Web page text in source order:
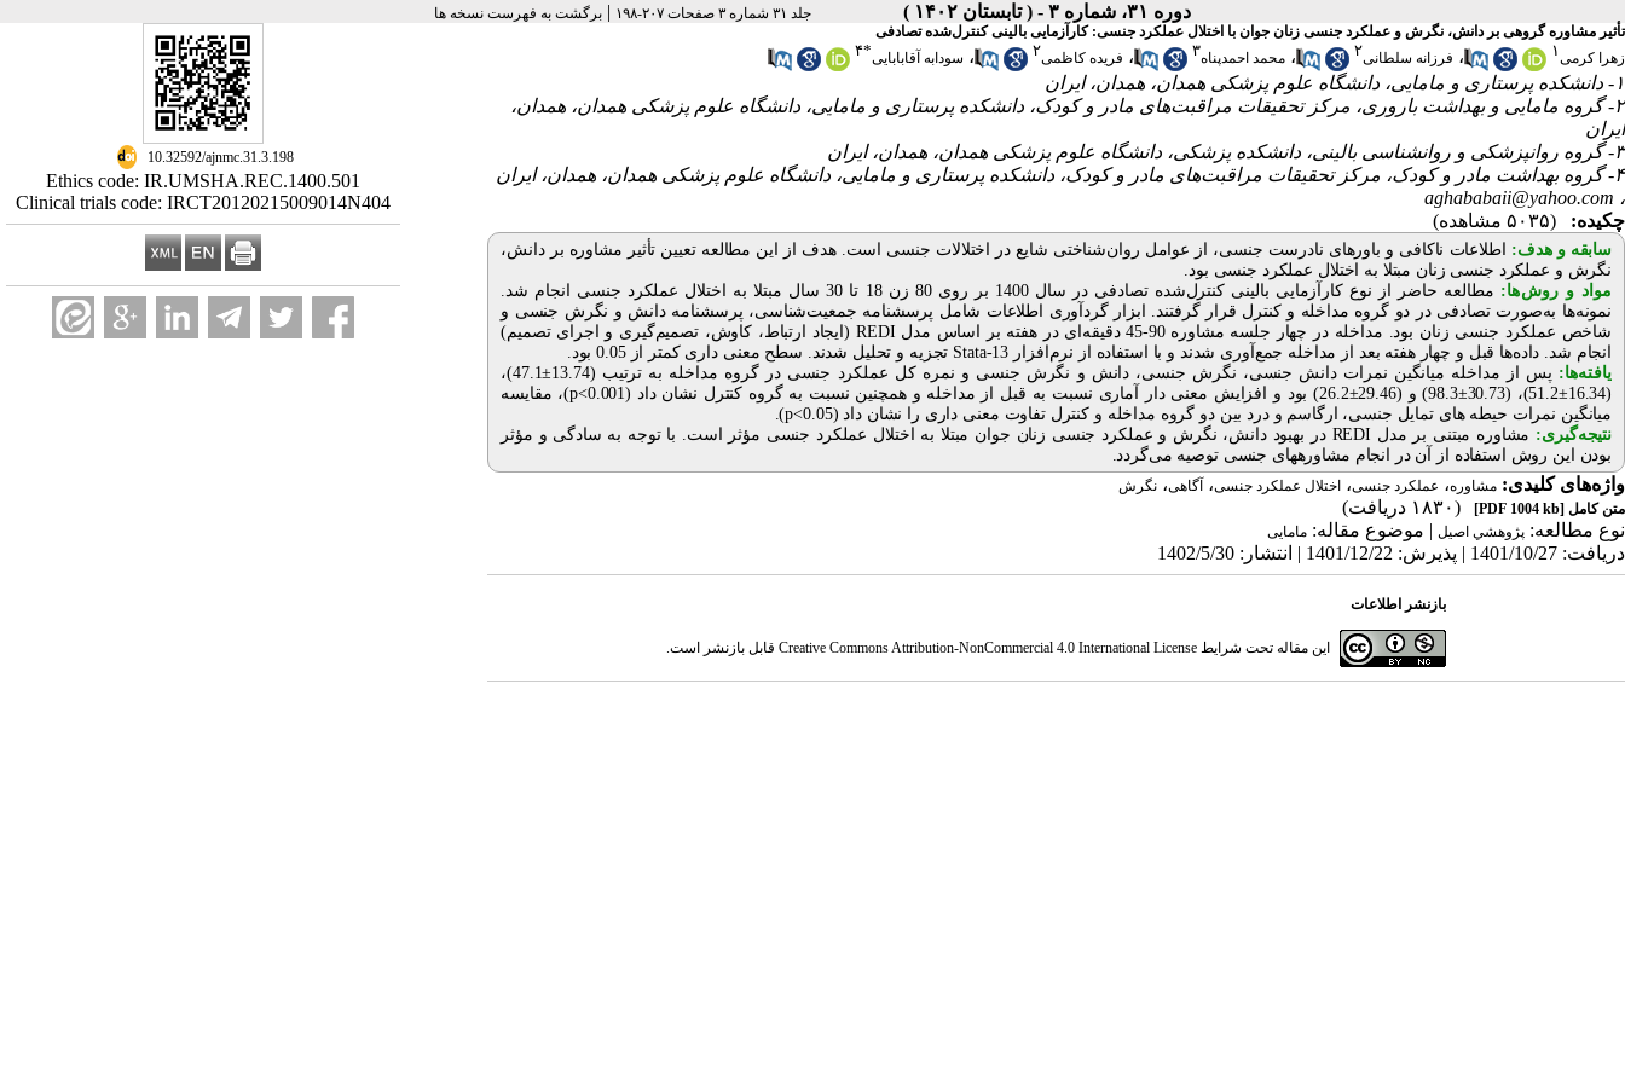
دوره ۳۱، شماره ۳ - ( تابستان ۱۴۰۲ ) جلد ۳۱ شماره ۳ صفحات ۲۰۷-۱۹۸ | برگشت به فهرست نسخه ها
‎ 10.32592/ajnmc.31.3.198
Ethics code: IR.UMSHA.REC.1400.501
Clinical trials code: IRCT20120215009014N404
تأثیر مشاوره گروهی بر دانش، نگرش و عملکرد جنسی زنان جوان با اختلال عملکرد جنسی: کارآزمایی بالینی کنترل‌شده تصادفی
زهرا کرمی۱ ، فرزانه سلطانی۲ ، محمد احمدپناه۳ ، فریده کاظمی۲ ، سودابه آقابابایی*۴
۱- دانشکده پرستاری و مامایی، دانشگاه علوم پزشکی همدان، همدان، ایران
۲- گروه مامایی و بهداشت باروری، مرکز تحقیقات مراقبت‌های مادر و کودک، دانشکده پرستاری و مامایی، دانشگاه علوم پزشکی همدان، همدان،
ایران
۳- گروه روانپزشکی و روانشناسی بالینی، دانشکده پزشکی، دانشگاه علوم پزشکی همدان، همدان، ایران
۴- گروه بهداشت مادر و کودک، مرکز تحقیقات مراقبت‌های مادر و کودک، دانشکده پرستاری و مامایی، دانشگاه علوم پزشکی همدان، همدان، ایران
، aghababaii@yahoo.com
چکیده:
(۵۰۳۵ مشاهده)
سابقه و هدف: اطلاعات ناکافی و باورهای نادرست جنسی، از عوامل روان‌شناختی شایع در اختلالات جنسی است. هدف از این مطالعه تعیین تأثیر مشاوره بر دانش،
نگرش و عملکرد جنسی زنان مبتلا به اختلال عملکرد جنسی بود.
مواد و روش‌‌ها: مطالعه
حاضر از نوع کارآزمایی بالینی کنترل‌شده تصادفی در سال 1400 بر روی 80 زن 18 تا 30 سال مبتلا به اختلال عملکرد جنسی انجام شد.
نمونه‌ها به‌صورت تصادفی در دو گروه مداخله و کنترل قرار گرفتند. ابزار گردآوری اطلاعات شامل پرسشنامه جمعیت‌شناسی، پرسشنامه دانش و نگرش جنسی و
شاخص عملکرد جنسی زنان بود. مداخله در چهار جلسه مشاوره 90-45 دقیقه‌ای در هفته بر اساس مدل REDI (ایجاد ارتباط، کاوش، تصمیم‌گیری و اجرای تصمیم)
انجام شد. داده‌ها قبل و چهار هفته بعد از مداخله جمع‌آوری شدند و با استفاده از نرم‌افزار Stata-13 تجزیه و تحلیل شدند. سطح معنی داری کمتر از 0.05 بود.
یافته‌ها: پس از مداخله میانگین نمرات دانش جنسی، نگرش جنسی، دانش و نگرش جنسی و نمره کل عملکرد جنسی در گروه مداخله به ترتیب (13.74 ±
47.1)،
(16.34
±51.2)، (30.73 ±98.3) و (29.46 ±26.2) بود و افزایش معنی دار آماری نسبت به قبل از مداخله و همچنین نسبت به گروه کنترل نشان داد (0.001> p)، مقایسه
میانگین نمرات حیطه های تمایل جنسی، ارگاسم و درد بین دو گروه مداخله و کنترل تفاوت معنی داری را نشان داد (0.05> p
).
نتیجه‌گیری: مشاوره مبتنی بر مدل REDI در بهبود دانش، نگرش و عملکرد جنسی زنان جوان مبتلا به اختلال عملکرد جنسی مؤثر است. با توجه به سادگی و مؤثر
بودن این روش استفاده از آن در انجام مشاوره­های جنسی توصیه می‌گردد.
واژه‌های کلیدی: مشاوره، عملکرد جنسی، اختلال عملکرد جنسی،آگاهی، نگرش
متن کامل [PDF 1004 kb]
(۱۸۳۰ دریافت)
نوع مطالعه: پژوهشي اصیل | موضوع مقاله: مامایی
دریافت: 1401/10/27 | پذیرش: 1401/12/22 | انتشار: 1402/5/30
بازنشر اطلاعات
این مقاله تحت شرایط Creative Commons Attribution-NonCommercial 4.0 International Licenseقابل بازنشر است.